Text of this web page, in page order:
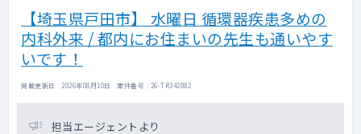
【埼玉県戸田市】 水曜日 循環器疾患多めの
内科外来 / 都内にお住まいの先生も通いやす
いです！
掲載更新日 : 2026年08月10日 案件番号 : 26-TR342882
担当エージェントより